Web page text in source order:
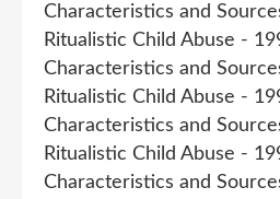
Characteristics and
Ritualistic Child Abuse -
Characteristics and
Ritualistic Child Abuse -
Characteristics and
Ritualistic Child Abuse -
Characteristics and